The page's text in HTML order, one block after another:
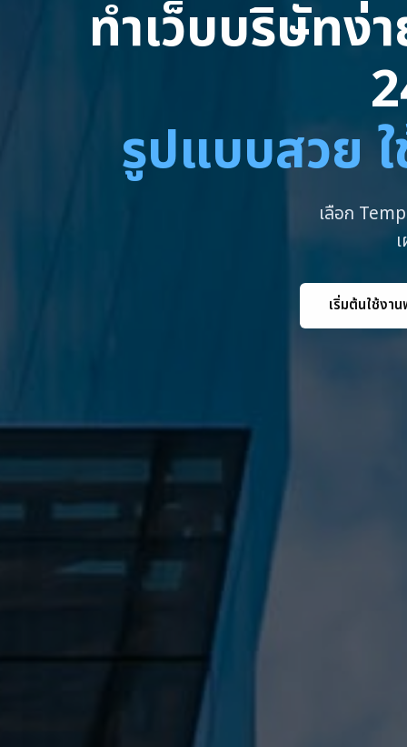
ทำเว็บบริษัทง่
รูปแบบสวย
เลือก
เริ่มต้นใช้งา